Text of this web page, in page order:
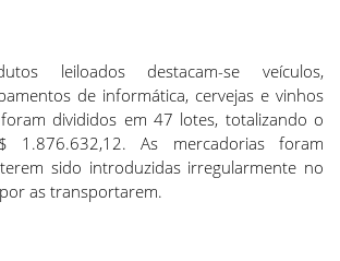
leiloados destacam-se veículos,
de informática, cervejas e vinhos
divididos em 47 lotes, totalizando o
1.876.632,12. As mercadorias foram
sido introduzidas irregularmente no
as transportarem.